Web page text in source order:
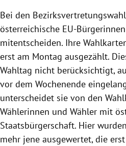
Bei den
österreichische EU-
mitentscheiden. Ihre
erst am Montag ausgezählt.
Wahltag nicht berücksichtigt,
vor dem Wochenende
unterscheidet sie von den
Wählerinnen und Wähler mit
Staatsbürgerschaft. Hier
mehr jene ausgewertet, die